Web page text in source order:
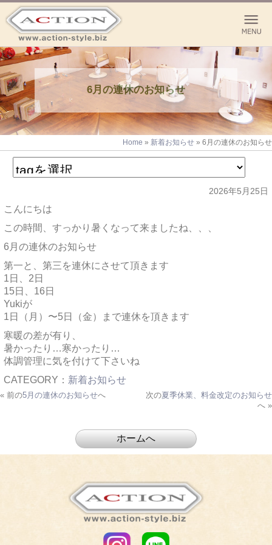
6月の連休のお知らせ
Home » 新着お知らせ » 6月の連休のお知らせ
2026年5月25日
こんにちは
この時間、すっかり暑くなって来ましたね、、、
6月の連休のお知らせ
第一と、第三を連休にさせて頂きます
1日、2日
15日、16日
Yukiが
1日（月）〜5日（金）まで連休を頂きます
寒暖の差が有り、
暑かったり…寒かったり…
体調管理に気を付けて下さいね
CATEGORY： 新着お知らせ
« 前の5月の連休のお知らせへ 次の夏季休業、料金改定のお知らせ
へ »